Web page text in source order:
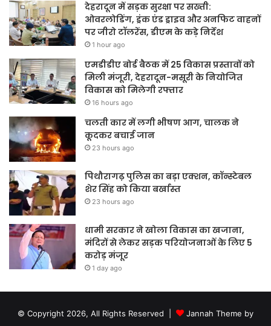
देहरादून में सड़क सुरक्षा पर सख्ती:
ओवरलोडिंग, ड्रंक एंड ड्राइव और अनफिट वाहनों
पर जीरो टॉलरेंस, डीएम के कड़े निर्देश
1 hour ago
एमडीडीए बोर्ड बैठक में 25 विकास प्रस्तावों को
मिली मंजूरी, देहरादून-मसूरी के नियोजित
विकास को मिलेगी रफ्तार
16 hours ago
चलती कार में लगी भीषण आग, चालक ने
कूदकर बचाई जान
23 hours ago
पिथौरागढ़ पुलिस का बड़ा एक्शन, कॉन्स्टेबल
शेर सिंह को किया बर्खास्त
23 hours ago
धामी सरकार ने खोला विकास का खजाना,
मंदिरों से लेकर सड़क परियोजनाओं के लिए 5
करोड़ मंजूर
1 day ago
© Copyright 2026, All Rights Reserved | Jannah Theme by